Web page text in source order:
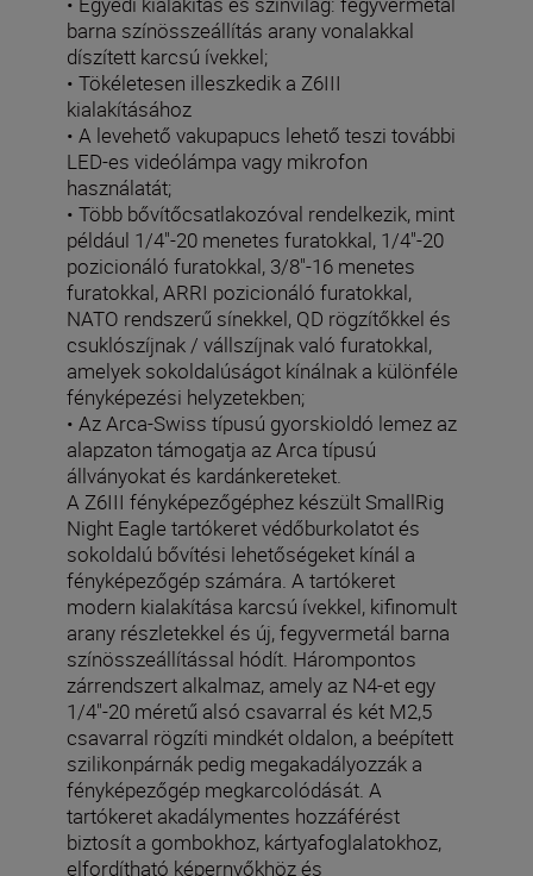
barna színösszeállítás arany vonalakkal
díszített karcsú ívekkel;
• Tökéletesen illeszkedik a Z6III
kialakításához
• A levehető vakupapucs lehető teszi további
LED-es videólámpa vagy mikrofon
használatát;
• Több bővítőcsatlakozóval rendelkezik, mint
például 1/4"-20 menetes furatokkal, 1/4"-20
pozicionáló furatokkal, 3/8"-16 menetes
furatokkal, ARRI pozicionáló furatokkal,
NATO rendszerű sínekkel, QD rögzítőkkel és
csuklószíjnak / vállszíjnak való furatokkal,
amelyek sokoldalúságot kínálnak a különféle
fényképezési helyzetekben;
• Az Arca-Swiss típusú gyorskioldó lemez az
alapzaton támogatja az Arca típusú
állványokat és kardánkereteket.
A Z6III fényképezőgéphez készült SmallRig
Night Eagle tartókeret védőburkolatot és
sokoldalú bővítési lehetőségeket kínál a
fényképezőgép számára. A tartókeret
modern kialakítása karcsú ívekkel, kifinomult
arany részletekkel és új, fegyvermetál barna
színösszeállítással hódít. Hárompontos
zárrendszert alkalmaz, amely az N4-et egy
1/4"-20 méretű alsó csavarral és két M2,5
csavarral rögzíti mindkét oldalon, a beépített
szilikonpárnák pedig megakadályozzák a
fényképezőgép megkarcolódását. A
tartókeret akadálymentes hozzáférést
biztosít a gombokhoz, kártyafoglalatokhoz,
elfordítható képernyőkhöz és